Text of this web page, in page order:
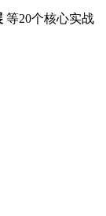
等20个核心实战